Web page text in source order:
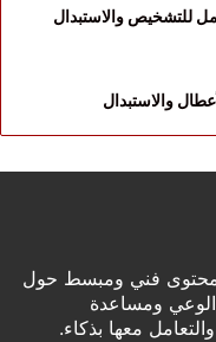
للتشخيص والاستبدال
والاستبدال
فني ومبسط حول
ومساعدة
معها بذكاء.